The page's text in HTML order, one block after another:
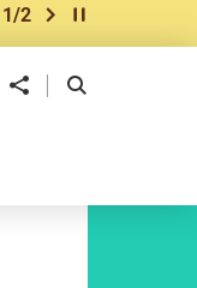
上一个
1/2 下一个开始/暂停幻灯
分享到 开启搜寻框